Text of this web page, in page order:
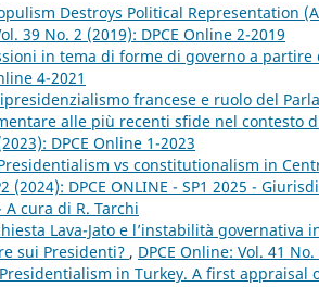
Destroys Political Representation
39 No. 2 (2019): DPCE Online 2-2019
in tema di forme di governo a
4-2021
francese e ruolo del
alle più recenti sfide nel contesto
DPCE Online 1-2023
vs constitutionalism in
(2024): DPCE ONLINE - SP1 2025 -
cura di R. Tarchi
Lava-Jato e l’instabilità
sui Presidenti? , DPCE Online: Vol. 41
Presidentialism in Turkey. A first appraisal